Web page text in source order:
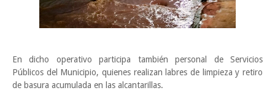
En dicho operativo participa también personal de Servicios
Públicos del Municipio, quienes realizan labres de limpieza y retiro
de basura acumulada en las alcantarillas.